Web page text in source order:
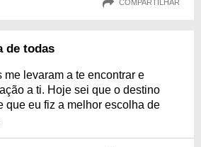
COMPARTILHAR
de todas
me levaram a te encontrar e
a ti. Hoje sei que o destino
que eu fiz a melhor escolha de